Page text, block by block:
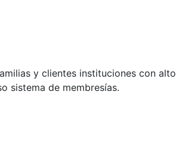
y clientes instituciones con alto
sistema de membresías.